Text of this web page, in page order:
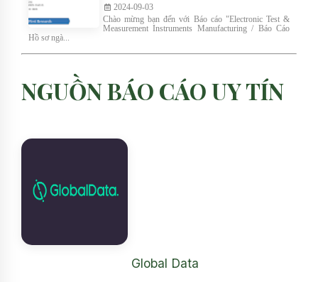
2024-09-03
Chào mừng bạn đến với Báo cáo "Electronic Test &
Measurement Instruments Manufacturing / Báo Cáo
Hồ sơ ngà...
NGUỒN BÁO CÁO UY TÍN
Global Data